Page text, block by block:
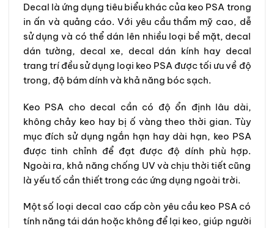
Decal là ứng dụng tiêu biểu khác của keo PSA trong
in ấn và quảng cáo. Với yêu cầu thẩm mỹ cao, dễ
sử dụng và có thể dán lên nhiều loại bề mặt, decal
dán tường, decal xe, decal dán kính hay decal
trang trí đều sử dụng loại keo PSA được tối ưu về độ
trong, độ bám dính và khả năng bóc sạch.
Keo PSA cho decal cần có độ ổn định lâu dài,
không chảy keo hay bị ố vàng theo thời gian. Tùy
mục đích sử dụng ngắn hạn hay dài hạn, keo PSA
được tinh chỉnh để đạt được độ dính phù hợp.
Ngoài ra, khả năng chống UV và chịu thời tiết cũng
là yếu tố cần thiết trong các ứng dụng ngoài trời.
Một số loại decal cao cấp còn yêu cầu keo PSA có
tính năng tái dán hoặc không để lại keo, giúp người